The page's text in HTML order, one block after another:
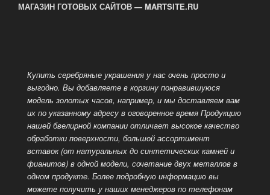
МАГАЗИН ГОТОВЫХ САЙТОВ — MARTSITE.RU
Купить серебряные украшения у нас очень просто и
выгодно. Вы добавляете в корзину понравившуюся
модель золотых часов, например, и мы доставляем вам
их по указанному адресу в оговоренное время Продукцию
нашей бвелирной компании отличает высокое качество
обработки поверхности, большой ассортимент
вставок (от натуральных до синтетических камней и
фианитов) в одной модели, сочетание двух металлов в
одном продукте. Более подробную информацию вы
можете получить у наших менеджеров по телефонам